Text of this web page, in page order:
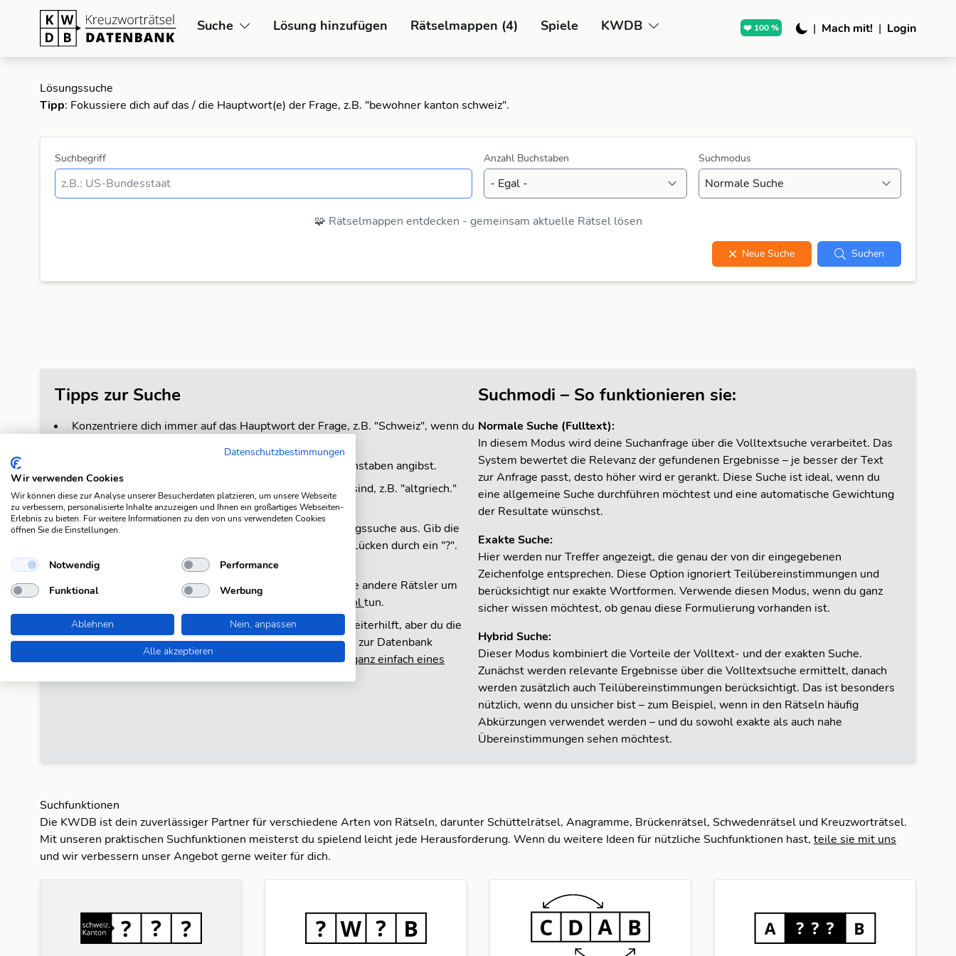
Suche Lösung hinzufügen Rätselmappen (4) Spiele KWDB ❤️ 100 % | Mach mit! | Login
Lösungssuche
Tipp: Fokussiere dich auf das / die Hauptwort(e) der Frage, z.B. "bewohner kanton schweiz".
Suchbegriff Anzahl Buchstaben Suchmodus
🧩 Rätselmappen entdecken - gemeinsam aktuelle Rätsel lösen
Neue Suche Suchen
Tipps zur Suche
Konzentriere dich immer auf das Hauptwort der Frage, z.B. "Schweiz", wenn du
Begrenze die Trefferliste, indem du die Anzahl der Buchstaben angibst.
Verwende Abkürzungen, wie sie im Rätsel angegeben sind, z.B. "altgriech."
statt "altgriechischer".
Wenn die Suche erfolglos bleibt, probiere die Ergänzungssuche aus. Gib die
Buchstaben ein, die du bereits kennst, und ersetze die Lücken durch ein "?".
Zum Beispiel: "h??fre??h".
Wenn du immer noch keine Lösung gefunden hast, bitte andere Rätsler um
Hilfe. Du kannst das auf dem
Fragen-Pooltun.
Wenn die KWDB (Kreuzworträtsel-Datenbank) nicht weiterhilft, aber du die
Lösung anderweitig gefunden hast, kannst du sie gerne zur Datenbank
hinzufügen.Wenn du noch kein Konto hast, kannst du
ganz einfach eines
Suchmodi – So funktionieren sie:
Normale Suche (Fulltext):
In diesem Modus wird deine Suchanfrage über die Volltextsuche verarbeitet. Das
System bewertet die Relevanz der gefundenen Ergebnisse – je besser der Text
zur Anfrage passt, desto höher wird er gerankt. Diese Suche ist ideal, wenn du
eine allgemeine Suche durchführen möchtest und eine automatische Gewichtung
der Resultate wünschst.
Exakte Suche:
Hier werden nur Treffer angezeigt, die genau der von dir eingegebenen
Zeichenfolge entsprechen. Diese Option ignoriert Teilübereinstimmungen und
berücksichtigt nur exakte Wortformen. Verwende diesen Modus, wenn du ganz
sicher wissen möchtest, ob genau diese Formulierung vorhanden ist.
Hybrid Suche:
Dieser Modus kombiniert die Vorteile der Volltext- und der exakten Suche.
Zunächst werden relevante Ergebnisse über die Volltextsuche ermittelt, danach
werden zusätzlich auch Teilübereinstimmungen berücksichtigt. Das ist besonders
nützlich, wenn du unsicher bist – zum Beispiel, wenn in den Rätseln häufig
Abkürzungen verwendet werden – und du sowohl exakte als auch nahe
Übereinstimmungen sehen möchtest.
Suchfunktionen
Die KWDB ist dein zuverlässiger Partner für verschiedene Arten von Rätseln, darunter Schüttelrätsel, Anagramme, Brückenrätsel, Schwedenrätsel und Kreuzworträtsel.
Mit unseren praktischen Suchfunktionen meisterst du spielend leicht jede Herausforderung. Wenn du weitere Ideen für nützliche Suchfunktionen hast, teile sie mit uns
und wir verbessern unser Angebot gerne weiter für dich.
Datenschutzbestimmungen
Wir verwenden Cookies
Wir können diese zur Analyse unserer Besucherdaten platzieren, um unsere Webseite
zu verbessern, personalisierte Inhalte anzuzeigen und Ihnen ein großartiges Webseiten-
Erlebnis zu bieten. Für weitere Informationen zu den von uns verwendeten Cookies
öffnen Sie die Einstellungen.
Notwendig
Performance
Funktional
Werbung
Ablehnen
Nein, anpassen
Alle akzeptieren